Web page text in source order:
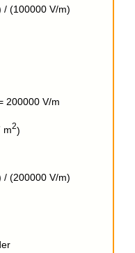
/ (100000 V/m)
200000 V/m
m2)
/ (200000 V/m)